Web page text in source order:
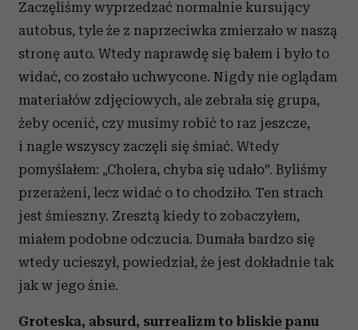
Partnerzy mogą połączyć te informacje z innymi danymi
otrzymanymi od Ciebie lub uzyskanymi podczas
korzystania z ich usług.
Zaczęliśmy wyprzedzać normalnie kursujący
autobus, tyle że z naprzeciwka zmierzało w naszą
stronę auto. Wtedy naprawdę się bałem i było to
widać, co zostało uchwycone. Nigdy nie oglądam
materiałów zdjęciowych, ale zebrała się grupa,
żeby ocenić, czy musimy robić to raz jeszcze,
i nagle wszyscy zaczęli się śmiać. Wtedy
pomyślałem: „Cholera, chyba się udało”. Byliśmy
przerażeni, lecz widać o to chodziło. Ten strach
jest śmieszny. Zresztą kiedy to zobaczyłem,
miałem podobne odczucia. Dumała bardzo się
wtedy ucieszył, powiedział, że jest dokładnie tak
jak w jego śnie.
Groteska, absurd, surrealizm to bliskie panu